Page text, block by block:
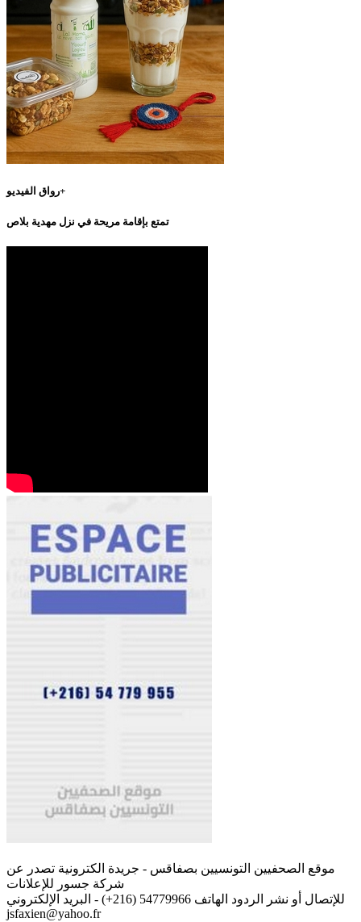
رواق الفيديو+
تمتع بإقامة مريحة في نزل مهدية بلاص
موقع الصحفيين التونسيين بصفاقس - جريدة الكترونية تصدر عن
شركة جسور للإعلانات
للإتصال أو نشر الردود الهاتف 54779966 (216+) - البريد الإلكتروني
jsfaxien@yahoo.fr